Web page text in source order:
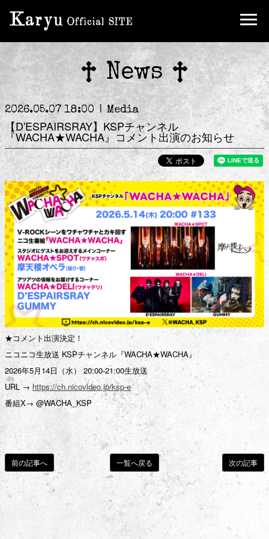
JOIN LOGIN
to Karyu
Blog
Gallery
Movie
Live / Radio
Streaming
Chat Room
Birthday Mail
Ticket
FC Limited Goods
News
2026.05.07 18:00 Media
【D'ESPAIRSRAY】KSPチャンネル
『WACHA★WACHA』コメント出演のお知らせ
★コメント出演決定！
ニコニコ生放送 KSPチャンネル『WACHA★WACHA』
2026年5月14日（水） 20:00-21:00生放送
URL → https://ch.nicovideo.jp/ksp-e
番組X→ @WACHA_KSP
次の記事
一覧へ戻る
前の記事へ